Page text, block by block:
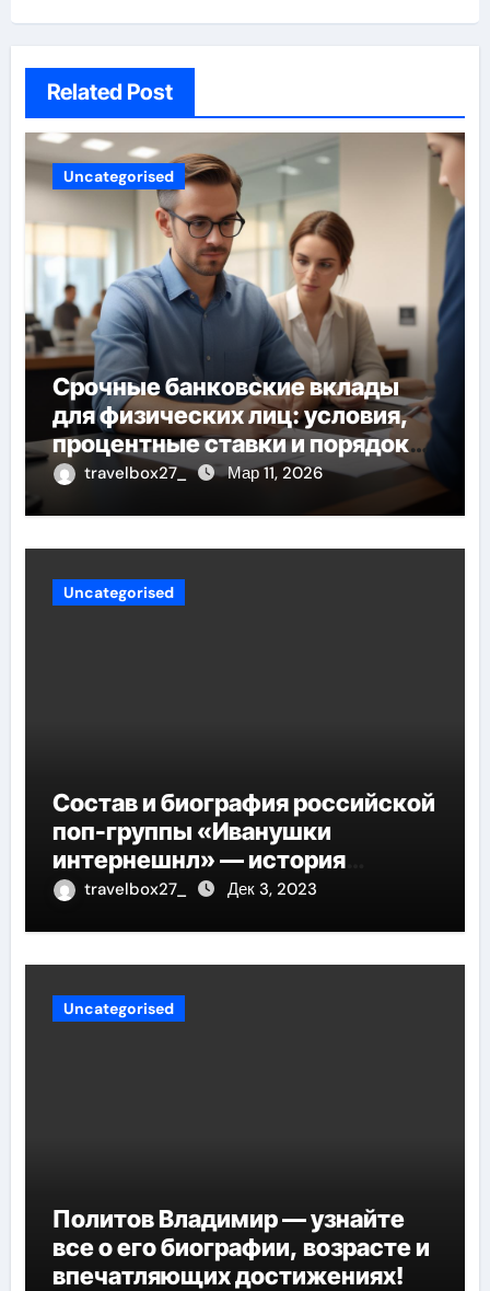
Related Post
Uncategorised
Срочные банковские вклады
для физических лиц: условия,
процентные ставки и порядок
открытия
travelbox27_ Мар 11, 2026
Uncategorised
Состав и биография российской
поп-группы «Иванушки
интернешнл» — история
успеха, музыка и судьбы
travelbox27_ Дек 3, 2023
Uncategorised
Политов Владимир — узнайте
все о его биографии, возрасте и
впечатляющих достижениях!